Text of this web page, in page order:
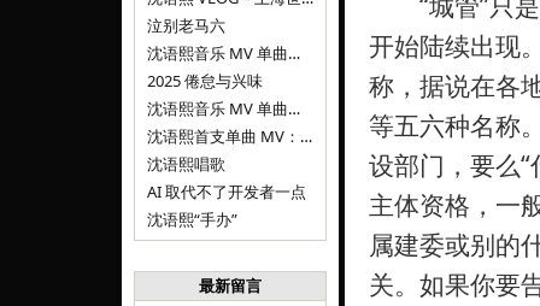
泣别老马六
沈语熙音乐 MV 单曲第三弹：代码与白T恤
2025 倦怠与兴味
沈语熙音乐 MV 单曲第二弹：优雅时间
沈语熙首支单曲 MV：告别的倒影
沈语熙唱歌
AI 取代不了开发者一点
沈语熙“手办”
最新留言
开始陆续出现
称，据说在各
等五六种名称
设部门，要么
主体资格，一
属建委或别的
关。如果你要